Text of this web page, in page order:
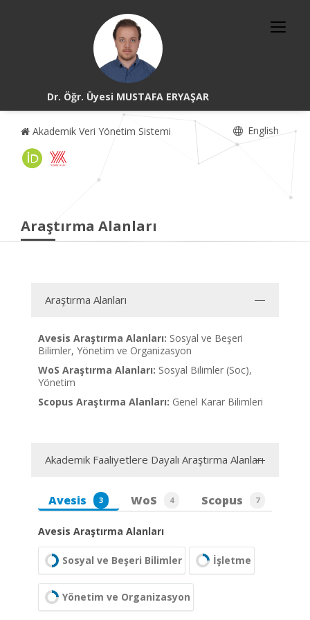
Dr. Öğr. Üyesi MUSTAFA ERYAŞAR
Akademik Veri Yönetim Sistemi English
Araştırma Alanları
Araştırma Alanları
Avesis Araştırma Alanları: Sosyal ve Beşeri
Bilimler, Yönetim ve Organizasyon
WoS Araştırma Alanları: Sosyal Bilimler (Soc),
Yönetim
Scopus Araştırma Alanları: Genel Karar Bilimleri
Akademik Faaliyetlere Dayalı Araştırma Alanları
Avesis 3 WoS 4 Scopus 7
Avesis Araştırma Alanları
Sosyal ve Beşeri Bilimler İşletme
Yönetim ve Organizasyon